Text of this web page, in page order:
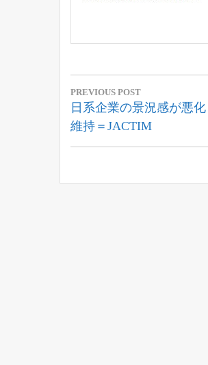
投
稿
ナ
ビ
PREVIOUS POST
Previous
Post:
日系企業の景況感が悪
維持＝JACTIM